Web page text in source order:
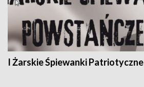
I Żarskie Śpiewanki Patriotyczne